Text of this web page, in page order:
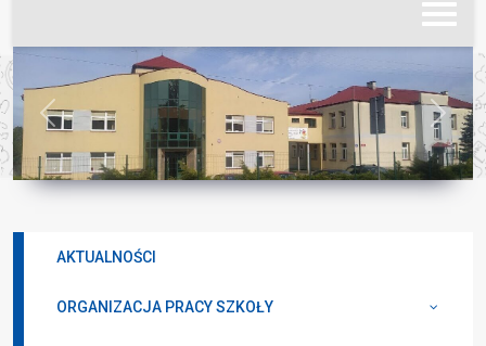
Previous Next
AKTUALNOŚCI
ORGANIZACJA PRACY SZKOŁY